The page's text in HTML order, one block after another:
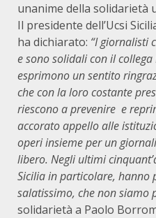
unanime della solidarietà
Il presidente dell’Ucsi
ha dichiarato: “I giornalisti
e sono solidali con il
esprimono un sentito
che con la loro costante
riescono a prevenire e
accorato appello alle
operi insieme per un
libero. Negli ultimi
Sicilia in particolare,
salatissimo, che non siamo
solidarietà a Paolo